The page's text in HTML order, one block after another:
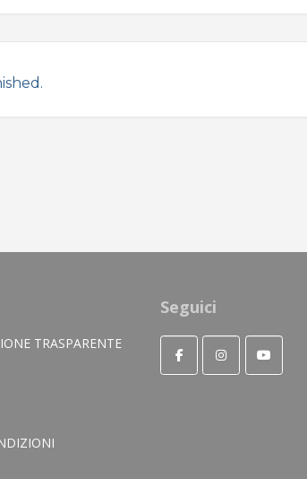
TRASPARENTE
Seguici